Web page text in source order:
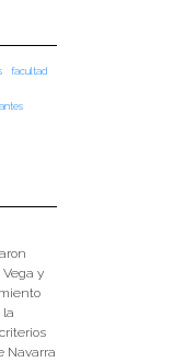
facultad
y
la
Navarra